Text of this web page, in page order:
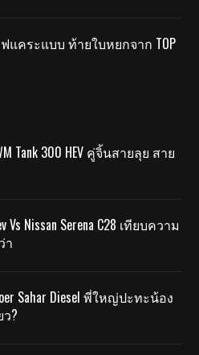
าฟแคระแบบ ท้ายใบหยกจาก TOP
Tank 300 HEV คู่จิ้นสายลุย สาย
Vs Nissan Serena C28 เทียบความ
า
Sahar Diesel พี่ใหญ่ปะทะน้อง
?